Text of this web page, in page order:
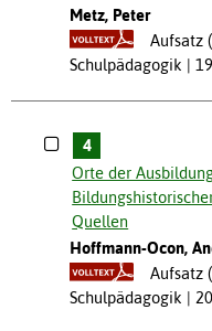
Metz, Peter
Aufsatz
Schulpädagogik
4
Orte der
Quellen
Hoffmann-Ocon,
Aufsatz
Schulpädagogik